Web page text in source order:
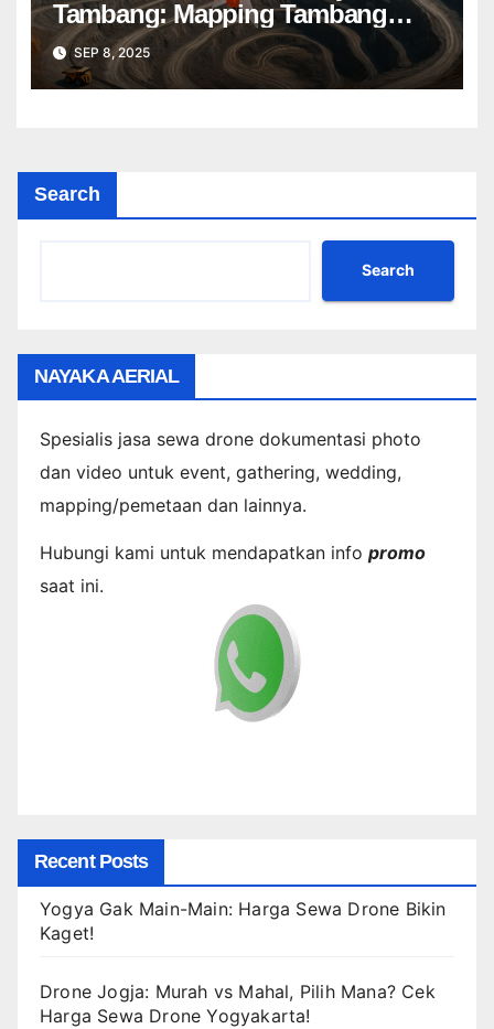
Tambang: Mapping Tambang
Profesional Lebih Cepat & Akurat
SEP 8, 2025
Search
Search
NAYAKA AERIAL
Spesialis jasa sewa drone dokumentasi photo
dan video untuk event, gathering, wedding,
mapping/pemetaan dan lainnya.
Hubungi kami untuk mendapatkan info promo
saat ini.
Recent Posts
Yogya Gak Main-Main: Harga Sewa Drone Bikin
Kaget!
Drone Jogja: Murah vs Mahal, Pilih Mana? Cek
Harga Sewa Drone Yogyakarta!